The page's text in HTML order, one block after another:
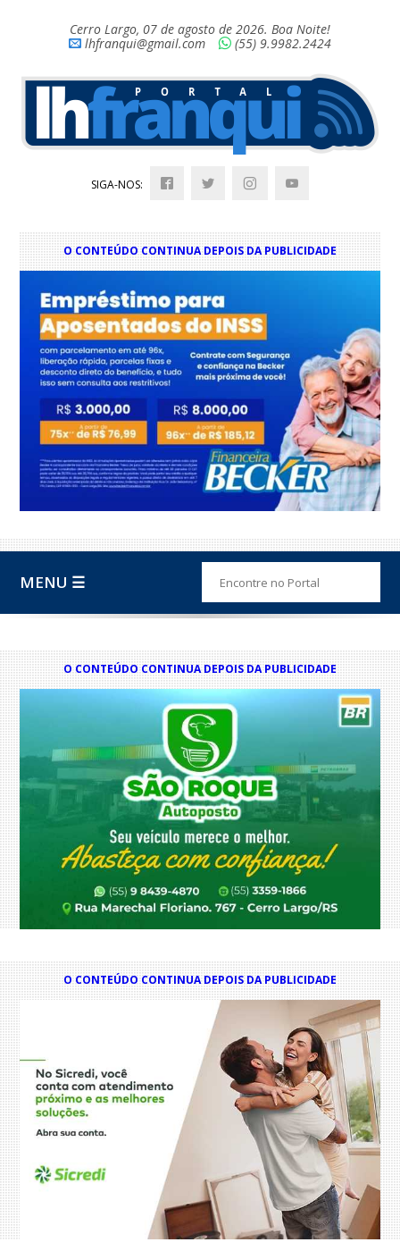
Cerro Largo, 07 de agosto de 2026. Boa Noite!
lhfranqui@gmail.com
(55) 9.9982.2424
SIGA-NOS:
O CONTEÚDO CONTINUA DEPOIS DA PUBLICIDADE
MENU ☰
O CONTEÚDO CONTINUA DEPOIS DA PUBLICIDADE
O CONTEÚDO CONTINUA DEPOIS DA PUBLICIDADE